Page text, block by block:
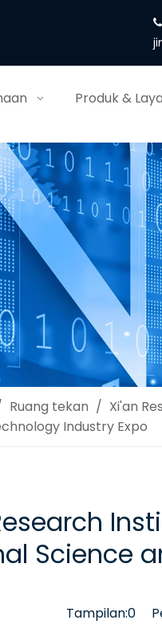

Produk &
Ruang tekan / Xi'an
Industry Expo
Science
Tampilan:0